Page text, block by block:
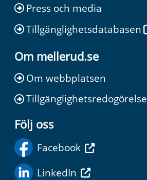
Press och media
Tillgänglighetsdatabasen
Om mellerud.se
Om webbplatsen
Tillgänglighetsredogörelse
Följ oss
Facebook
LinkedIn